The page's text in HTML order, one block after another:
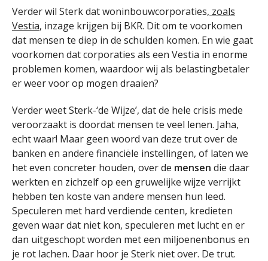
Verder wil Sterk dat woninbouwcorporaties, zoals
Vestia, inzage krijgen bij BKR. Dit om te voorkomen
dat mensen te diep in de schulden komen. En wie gaat
voorkomen dat corporaties als een Vestia in enorme
problemen komen, waardoor wij als belastingbetaler
er weer voor op mogen draaien?
Verder weet Sterk-‘de Wijze’, dat de hele crisis mede
veroorzaakt is doordat mensen te veel lenen. Jaha,
echt waar! Maar geen woord van deze trut over de
banken en andere financiële instellingen, of laten we
het even concreter houden, over de mensen die daar
werkten en zichzelf op een gruwelijke wijze verrijkt
hebben ten koste van andere mensen hun leed.
Speculeren met hard verdiende centen, kredieten
geven waar dat niet kon, speculeren met lucht en er
dan uitgeschopt worden met een miljoenenbonus en
je rot lachen. Daar hoor je Sterk niet over. De trut.